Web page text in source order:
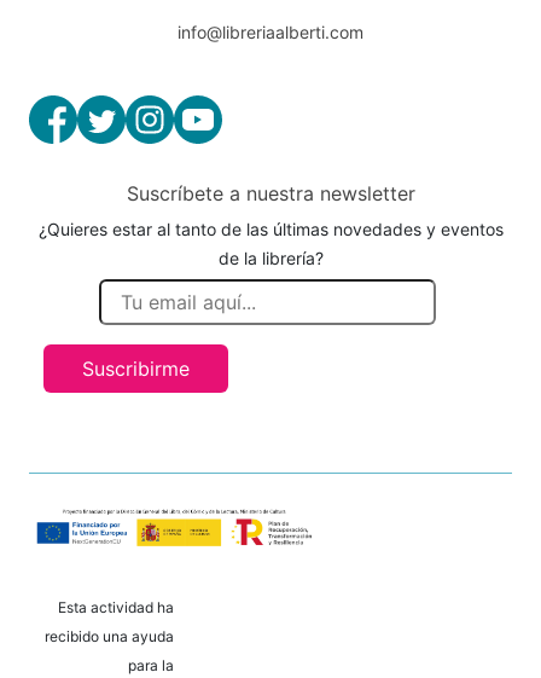
info@libreriaalberti.com
Suscríbete a nuestra newsletter
¿Quieres estar al tanto de las últimas novedades y eventos
de la librería?
Suscribirme
Esta actividad ha
recibido una ayuda
para la